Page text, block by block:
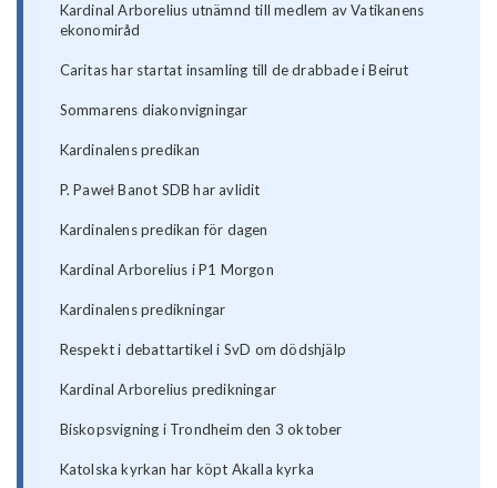
Kardinal Arborelius utnämnd till medlem av Vatikanens
ekonomiråd
Caritas har startat insamling till de drabbade i Beirut
Sommarens diakonvigningar
Kardinalens predikan
P. Paweł Banot SDB har avlidit
Kardinalens predikan för dagen
Kardinal Arborelius i P1 Morgon
Kardinalens predikningar
Respekt i debattartikel i SvD om dödshjälp
Kardinal Arborelius predikningar
Biskopsvigning i Trondheim den 3 oktober
Katolska kyrkan har köpt Akalla kyrka